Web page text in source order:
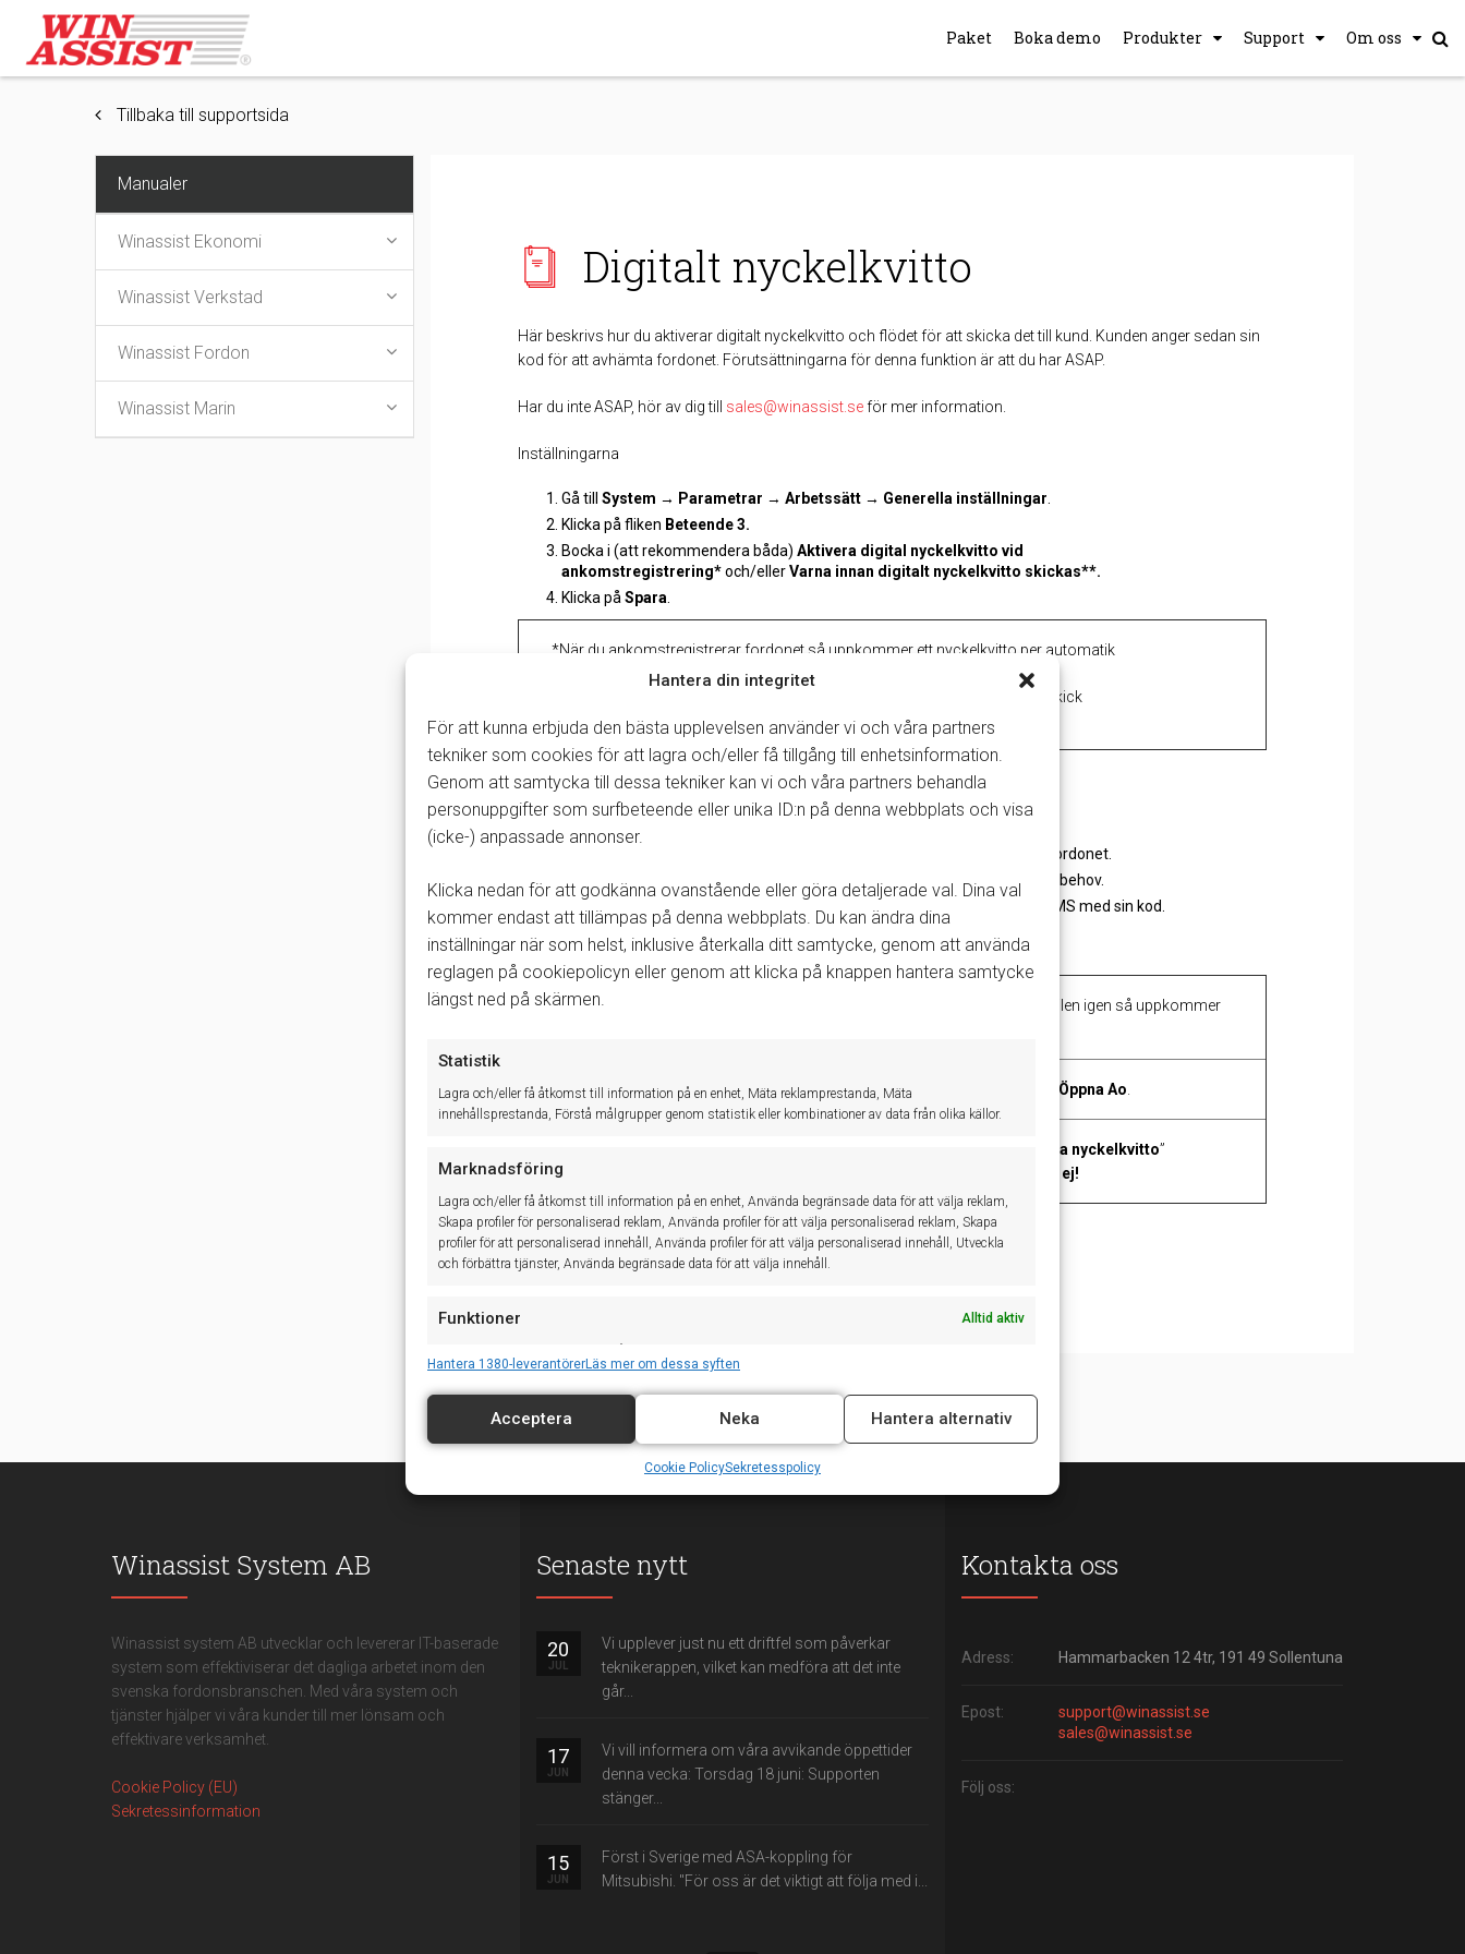
Hantera din integritet
För att kunna erbjuda den bästa upplevelsen använder vi och våra partners
tekniker som cookies för att lagra och/eller få tillgång till enhetsinformation.
Genom att samtycka till dessa tekniker kan vi och våra partners behandla
personuppgifter som surfbeteende eller unika ID:n på denna webbplats och visa
(icke-) anpassade annonser.
Klicka nedan för att godkänna ovanstående eller göra detaljerade val. Dina val
kommer endast att tillämpas på denna webbplats. Du kan ändra dina
inställningar när som helst, inklusive återkalla ditt samtycke, genom att använda
reglagen på cookiepolicyn eller genom att klicka på knappen hantera samtycke
längst ned på skärmen.
Statistik
Lagra och/eller få åtkomst till information på en enhet, Mäta reklamprestanda, Mäta
innehållsprestanda, Förstå målgrupper genom statistik eller kombinationer av data från olika källor.
Marknadsföring
Lagra och/eller få åtkomst till information på en enhet, Använda begränsade data för att välja reklam,
Skapa profiler för personaliserad reklam, Använda profiler för att välja personaliserad reklam, Skapa
profiler för att personaliserad innehåll, Använda profiler för att välja personaliserad innehåll, Utveckla
och förbättra tjänster, Använda begränsade data för att välja innehåll.
Funktioner Alltid aktiv
baserat på information som överförs automatiskt.
Säkerställa säkerhet, förhindra och upptäcka bedrägerier samt
åtgärda fel, Leverera och visa reklam och innehåll, Spara och
meddela dina integritetsval.
Hantera 1380-leverantörerLäs mer om dessa syften
Acceptera Neka Hantera alternativ
Cookie PolicySekretesspolicy
Paket Boka demo Produkter Support Om oss
Tillbaka till supportsida
Manualer
Winassist Ekonomi
Winassist Verkstad
Winassist Fordon
Winassist Marin
Digitalt nyckelkvitto
Här beskrivs hur du aktiverar digitalt nyckelkvitto och flödetför att skicka det till kund. Kunden anger sedan sin
kod för att avhämta fordonet. Förutsättningarna för denna funktion är att du har ASAP.
Har du inte ASAP, hör av dig till sales@winassist.seför mer information.
nställningarna
Gå ti System → Parametrar → Arbetssätt → Generella inställningar
Klicka på fliken Beteende 3.
Bocka i (att rekommendera båda) Aktivera digital nyckelkvitto vid
ankomstregistrering* och/eller Varna innan digitalt nyckelkvitto skickas**.
Klicka på Spara
*När du ankomstregistrerar fordonet så uppkommerett nyckelkvitto per automatik
Här uppkommer en fråga om du vill skicka digitalt nyckelkvitto innan utskick
Skapa eller öppna en befintlig arbetsorder
för att ankomstregistrera fordonet.
Nu uppkommer frågan
du skicka digitalt nyckelkvitto? , svara efter behov.
ange kundens mobilnr Kunden får nu ett SMS med sin kod.
Svarade du
och avmarkera, ankomstregistrera bilen igen så uppkommer
För att se nyckelkoden hovrar du överGrön bileller gå Försäljning – Öppna Ao
Misslyckades att skicka nyckelkvitto”
uppkomm
. SMS skickas ej!
Winassist System AB
Winassist system AB utvecklar och levererar IT-baserade
system som effektiviserar det dagliga arbetet inom den
svenska fordonsbranschen. Med våra system och
tjänster hjälper vi våra kunder till mer lönsam och
effektivare verksamhet.
Cookie Policy (EU)
Sekretessinformation
Senaste nytt
20
JUL
Vi upplever just nu ett driftfel som påverkar
teknikerappen, vilket kan medföra att det inte
går...
17
JUN
Vi vill informera om våra avvikande öppettider
denna vecka: Torsdag 18 juni: Supporten
stänger...
15
JUN
Först i Sverige med ASA-koppling för
Mitsubishi. "För oss är det viktigt att följa med i...
Kontakta oss
Adress: Hammarbacken 12 4tr, 191 49 Sollentuna
Epost:
support@winassist.se
sales@winassist.se
Följ oss: